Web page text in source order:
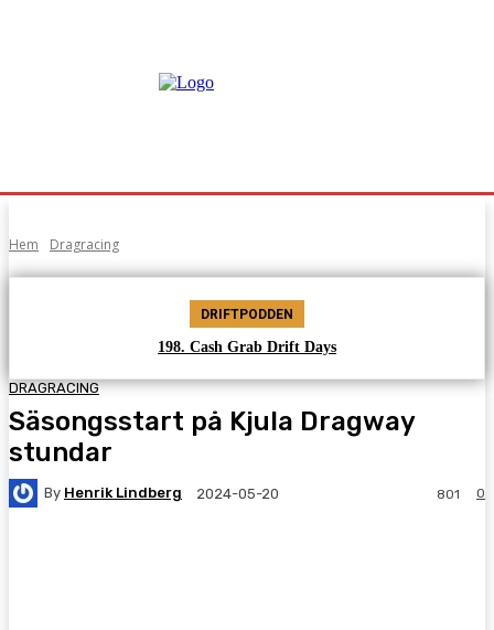
Hem Dragracing
DRIFTPODDEN
198. Cash Grab Drift Days
DRAGRACING
Säsongsstart på Kjula Dragway
stundar
By Henrik Lindberg 2024-05-20 0
801